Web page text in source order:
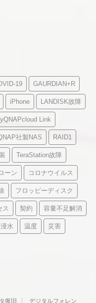
19 GAURDIAN+R
iPhone LANDISK故障
Link
社製NAS RAID1
TeraStation故障
ーン コロナウイルス
フロッピーディスク
ス 契約 容量不足解消
浸水 温度 災害
復旧 デジタルフォレン